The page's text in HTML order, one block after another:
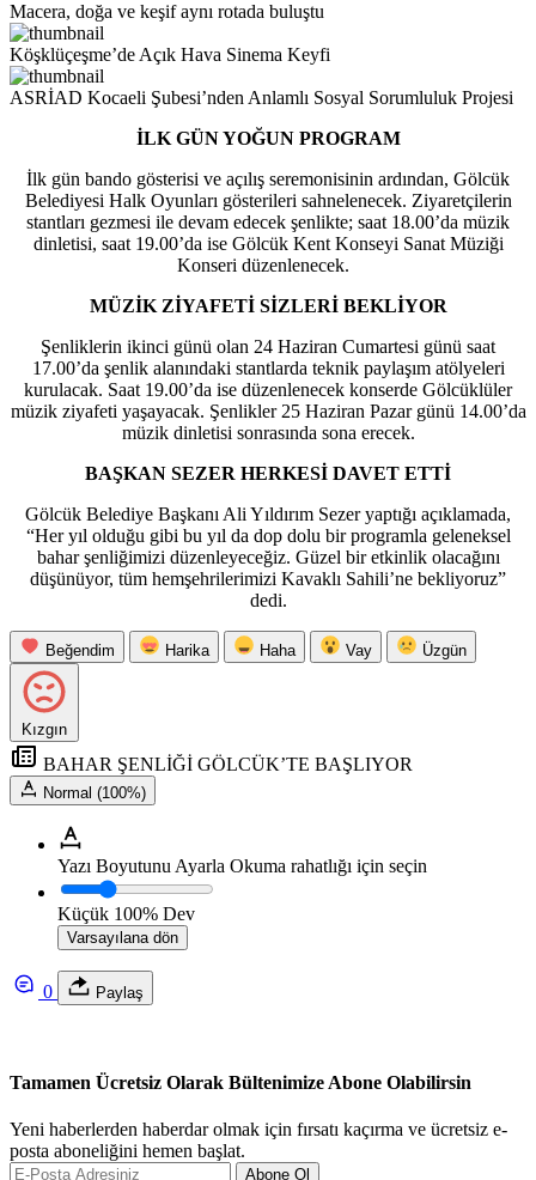
Macera, doğa ve keşif aynı rotada buluştu
Köşklüçeşme’de Açık Hava Sinema Keyfi
ASRİAD Kocaeli Şubesi’nden Anlamlı Sosyal Sorumluluk Projesi
İLK GÜN YOĞUN PROGRAM
İlk gün bando gösterisi ve açılış seremonisinin ardından, Gölcük
Belediyesi Halk Oyunları gösterileri sahnelenecek. Ziyaretçilerin
stantları gezmesi ile devam edecek şenlikte; saat 18.00’da müzik
dinletisi, saat 19.00’da ise Gölcük Kent Konseyi Sanat Müziği
Konseri düzenlenecek.
MÜZİK ZİYAFETİ SİZLERİ BEKLİYOR
Şenliklerin ikinci günü olan 24 Haziran Cumartesi günü saat
17.00’da şenlik alanındaki stantlarda teknik paylaşım atölyeleri
kurulacak. Saat 19.00’da ise düzenlenecek konserde Gölcüklüler
müzik ziyafeti yaşayacak. Şenlikler 25 Haziran Pazar günü 14.00’da
müzik dinletisi sonrasında sona erecek.
BAŞKAN SEZER HERKESİ DAVET ETTİ
Gölcük Belediye Başkanı Ali Yıldırım Sezer yaptığı açıklamada,
“Her yıl olduğu gibi bu yıl da dop dolu bir programla geleneksel
bahar şenliğimizi düzenleyeceğiz. Güzel bir etkinlik olacağını
düşünüyor, tüm hemşehrilerimizi Kavaklı Sahili’ne bekliyoruz”
dedi.
Beğendim Harika Haha Vay Üzgün
Kızgın
BAHAR ŞENLİĞİ GÖLCÜK’TE BAŞLIYOR
Normal (100%)
Yazı Boyutunu Ayarla Okuma rahatlığı için seçin
Küçük 100% Dev
Varsayılana dön
0 Paylaş
Tamamen Ücretsiz Olarak Bültenimize Abone Olabilirsin
Yeni haberlerden haberdar olmak için fırsatı kaçırma ve ücretsiz e-
posta aboneliğini hemen başlat.
Abone Ol